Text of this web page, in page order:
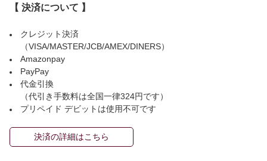
【 決済について 】
クレジット決済
（VISA/MASTER/JCB/AMEX/DINERS）
Amazonpay
PayPay
代金引換
（代引き手数料は全国一律324円です）
プリペイド デビットは使用不可です
決済の詳細はこちら